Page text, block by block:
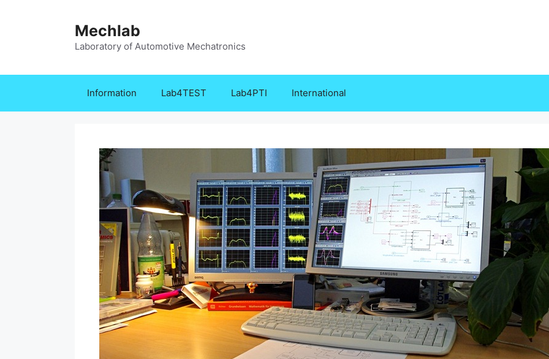
Mechlab
Laboratory of Automotive Mechatronics
Information Lab4TEST Lab4PTI International